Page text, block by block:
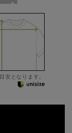
安となります。